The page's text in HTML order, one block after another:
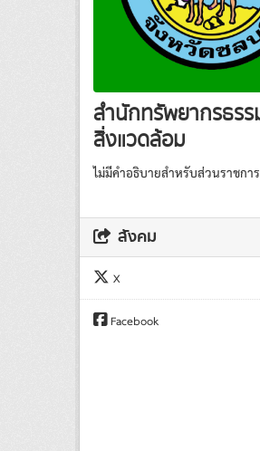
สำนักทรัพยากรธรร
สิ่งแวดล้อม
ไม่มีคำอธิบายสำหรับส่วนราชกา
สังคม
X
Facebook